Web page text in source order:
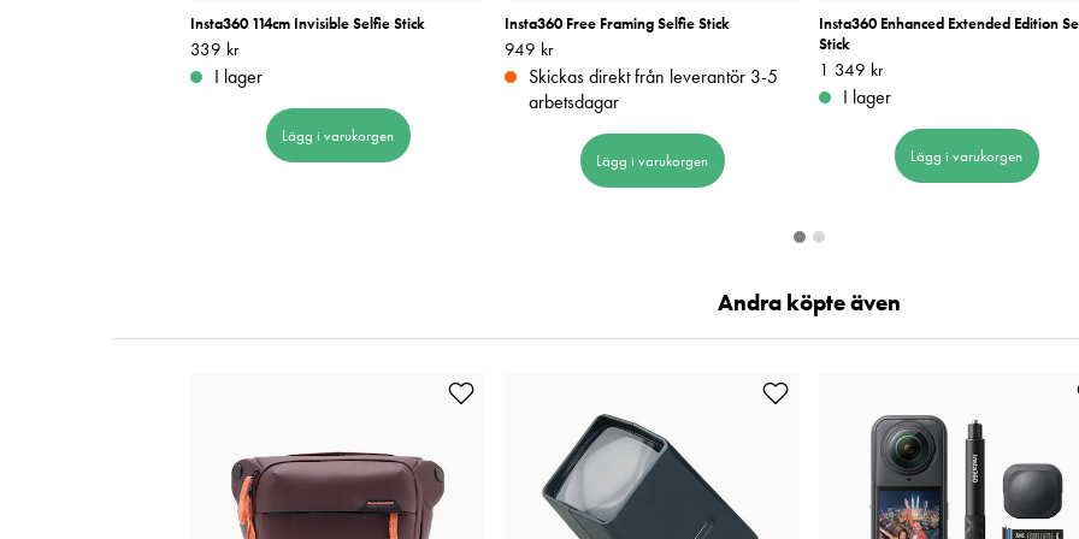
Insta360 114cm Invisible Selfie Stick
Pris: 339 kr
339 kr
I lager
Lägg i varukorgen
Insta360 Free Framing Selfie Stick
Pris: 949 kr
949 kr
Skickas direkt från leverantör 3-5
arbetsdagar
Lägg i varukorgen
Insta360 Enhanced Extended Edition
Stick
Pris:1 349 kr
1 349 kr
I lager
Lägg i varukorgen
Andra köpte även